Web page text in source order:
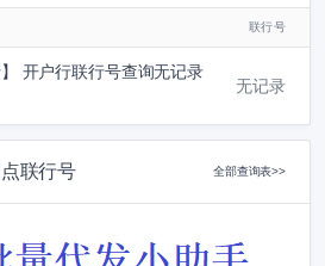
联行号
】 开户行联行号查询无记录
无记录
联行号 全部查询表>>